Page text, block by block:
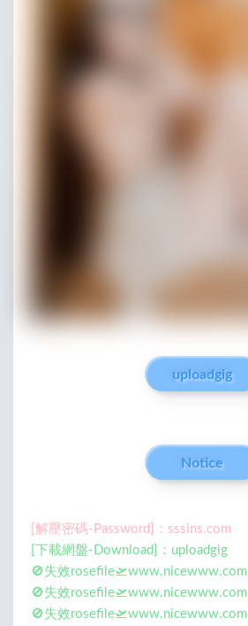
uploadgig
Notice
[解壓密碼-Password]：sssins.com
[下載網盤-Download]：uploadgig
🚫失效rosefile🛫www.nicewww.com
🚫失效rosefile🛫www.nicewww.com
🚫失效rosefile🛫www.nicewww.com